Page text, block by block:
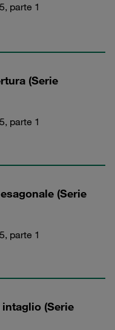
parte 1
(Serie
parte 1
(Serie
parte 1
(Serie